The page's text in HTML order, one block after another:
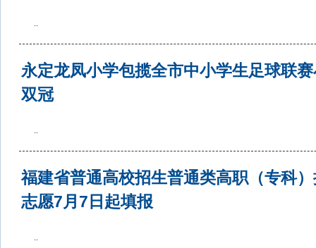
..
永定龙凤小学包揽全市中小学生足球联
双冠
..
福建省普通高校招生普通类高职（专科
志愿7月7日起填报
..